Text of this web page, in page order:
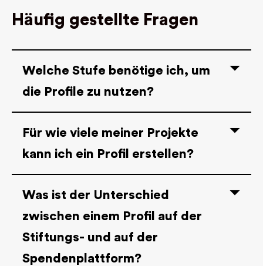
Häufig gestellte Fragen
Welche Stufe benötige ich, um
die Profile zu nutzen?
Für wie viele meiner Projekte
kann ich ein Profil erstellen?
Was ist der Unterschied
zwischen einem Profil auf der
Stiftungs- und auf der
Spendenplattform?